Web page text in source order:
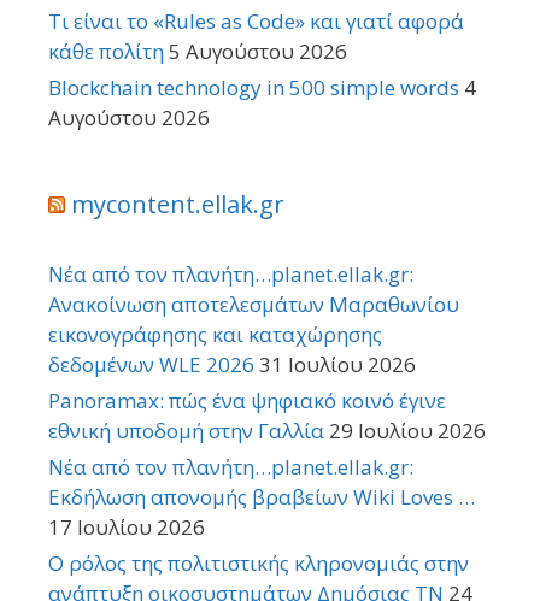
Τι είναι το «Rules as Code» και γιατί αφορά
κάθε πολίτη5 Αυγούστου 2026
Blockchain technology in 500 simple words 4
Αυγούστου 2026
mycontent.ellak.gr
Νέα από τον πλανήτη…planet.ellak.gr:
Ανακοίνωση αποτελεσμάτων Μαραθωνίου
εικονογράφησης και καταχώρησης
δεδομένων WLE 2026 31 Ιουλίου 2026
Panoramax: πώς ένα ψηφιακό κοινό έγινε
εθνική υποδομή στην Γαλλία 29 Ιουλίου 2026
Νέα από τον πλανήτη…planet.ellak.gr:
Εκδήλωση απονομής βραβείων Wiki Loves …
17 Ιουλίου 2026
Ο ρόλος της πολιτιστικής κληρονομιάς στην
ανάπτυξη οικοσυστημάτων Δημόσιας TN 24